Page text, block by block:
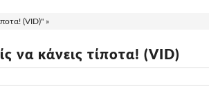
(VID)" »
να κάνεις τίποτα! (VID)